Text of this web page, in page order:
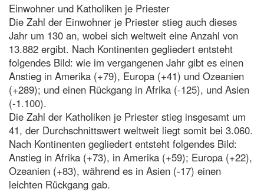
Einwohner und Katholiken je Priester
Die Zahl der Einwohner je Priester stieg auch dieses
Jahr um 130 an, wobei sich weltweit eine Anzahl von
13.882 ergibt. Nach Kontinenten gegliedert entsteht
folgendes Bild: wie im vergangenen Jahr gibt es einen
Anstieg in Amerika (+79), Europa (+41) und Ozeanien
(+289); und einen Rückgang in Afrika (-125), und Asien
(-1.100).
Die Zahl der Katholiken je Priester stieg insgesamt um
41, der Durchschnittswert weltweit liegt somit bei 3.060.
Nach Kontinenten gegliedert entsteht folgendes Bild:
Anstieg in Afrika (+73), in Amerika (+59); Europa (+22),
Ozeanien (+83), während es in Asien (-17) einen
leichten Rückgang gab.